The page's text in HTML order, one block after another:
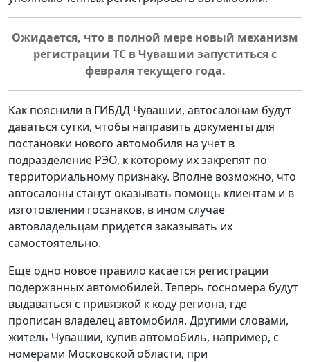
Ожидается, что в полной мере новый механизм
регистрации ТС в Чувашии запуститься с
февраля текущего года.
Как пояснили в ГИБДД Чувашии, автосалонам будут
даваться сутки, чтобы направить документы для
постановки нового автомобиля на учет в
подразделение РЭО, к которому их закрепят по
территориальному признаку. Вполне возможно, что
автосалоны станут оказывать помощь клиентам и в
изготовлении госзнаков, в ином случае
автовладельцам придется заказывать их
самостоятельно.
Еще одно новое правило касается регистрации
подержанных автомобилей. Теперь госномера будут
выдаваться с привязкой к коду региона, где
прописан владелец автомобиля. Другими словами,
житель Чувашии, купив автомобиль, например, с
номерами Московской области, при